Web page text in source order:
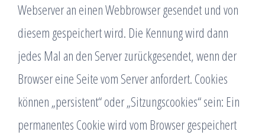
Webserver an einen Webbrowser gesendet und von
diesem gespeichert wird. Die Kennung wird dann
jedes Mal an den Server zurückgesendet, wenn der
Browser eine Seite vom Server anfordert. Cookies
können „persistent“ oder „Sitzungscookies“ sein: Ein
permanentes Cookie wird vom Browser gespeichert